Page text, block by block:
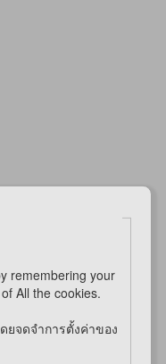
remembering your
All the cookies.
ยจดจำการตั้งค่าของ